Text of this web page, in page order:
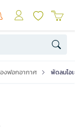
งฟอกอากาศ พัดลมไอ